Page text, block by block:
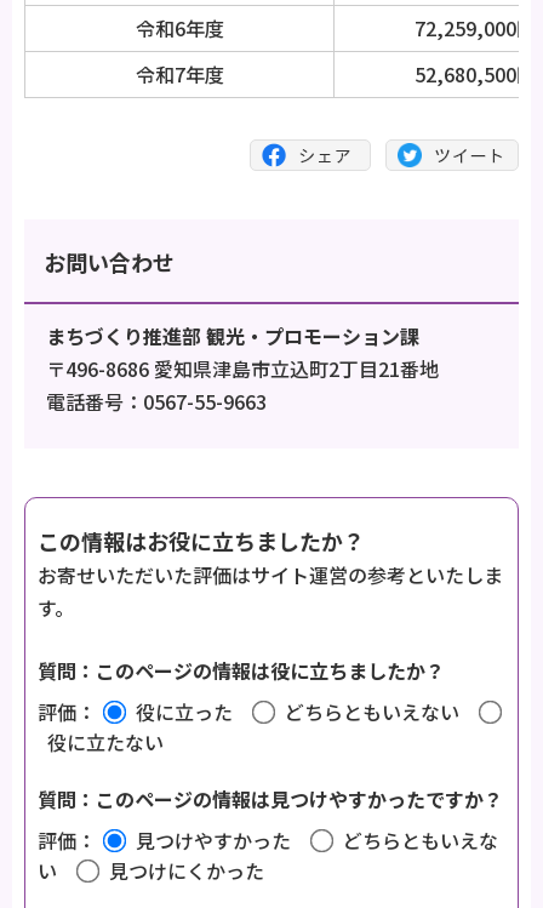
令和6年度
72,259,000円
令和7年度
52,680,500円
お問い合わせ
まちづくり推進部 観光・プロモーション課
〒496-8686 愛知県津島市立込町2丁目21番地
電話番号：0567-55-9663
この情報はお役に立ちましたか？
お寄せいただいた評価はサイト運営の参考といたしま
す。
質問：このページの情報は役に立ちましたか？
評価：
役に立った
どちらともいえない
役に立たない
質問：このページの情報は見つけやすかったですか？
評価：
見つけやすかった
どちらともいえな
い
見つけにくかった